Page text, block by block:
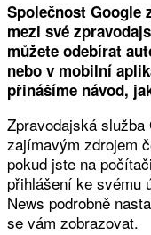
Společnost Google
mezi své
můžete odebírat
nebo v mobilní
přinášíme návod,
Zpravodajská služba
zajímavým zdrojem
pokud jste na
přihlášení ke svému
News podrobně
se vám zobrazovat.